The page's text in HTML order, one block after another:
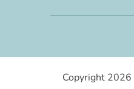
Copyright 2026